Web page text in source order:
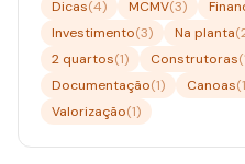
Dicas(4) MCMV(3)
Investimento(3) Na planta(
2 quartos(1) Construtoras(
Documentação(1) Canoas(1
Valorização(1)